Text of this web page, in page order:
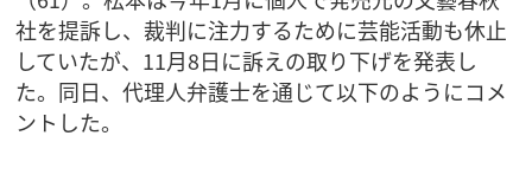
社を提訴し、裁判に注力するために芸能活動も休止
していたが、11月8日に訴えの取り下げを発表し
た。同日、代理人弁護士を通じて以下のようにコメ
ントした。